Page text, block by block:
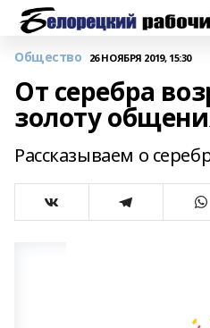
Общество 26 НОЯБРЯ 2019, 15:30
От серебра
золоту
Рассказываем о